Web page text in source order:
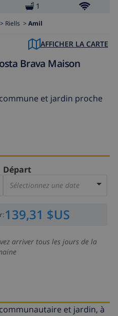
1
> Riells > Amil
AFFICHER LA CARTE
Brava Maison
et jardin proche
Départ
Sélectionnez une date
:139,31 $US
arriver tous les jours de la
et jardin, à